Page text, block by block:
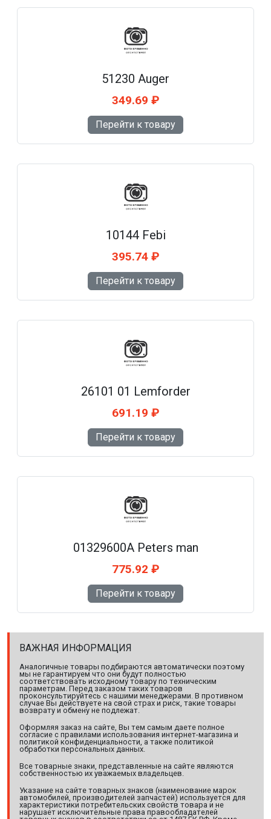
51230 Auger
349.69 ₽
Перейти к товару
10144 Febi
395.74 ₽
Перейти к товару
26101 01 Lemforder
691.19 ₽
Перейти к товару
01329600A Peters man
775.92 ₽
Перейти к товару
ВАЖНАЯ ИНФОРМАЦИЯ
Аналогичные товары подбираются автоматически поэтому
мы не гарантируем что они будут полностью
соответствовать исходному товару по техническим
параметрам. Перед заказом таких товаров
проконсультируйтесь с нашими менеджерами. В противном
случае Вы действуете на свой страх и риск, такие товары
возврату и обмену не подлежат.
Оформляя заказ на сайте, Вы тем самым даете полное
согласие с правилами использования интернет-магазина и
политикой конфиденциальности, а также политикой
обработки персональных данных.
Все товарные знаки, представленные на сайте являются
собственностью их уважаемых владельцев.
Указание на сайте товарных знаков (наименование марок
автомобилей, производителей запчастей) используется для
характеристики потребительских свойств товара и не
нарушает исключительные права правообладателей